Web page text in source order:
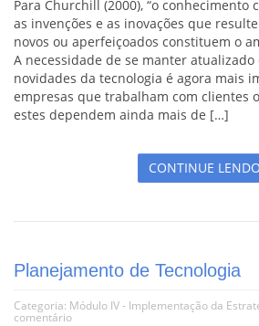
Para Churchill (2000), “o conhecimento
as invenções e as inovações que
novos ou aperfeiçoados constituem o
A necessidade de se manter atualizado
novidades da tecnologia é agora mais
empresas que trabalham com clientes
estes dependem ainda mais de […]
CONTINUE LENDO
Planejamento de Tecnologia
Categoria: Módulo IV - Implementação da
comentário